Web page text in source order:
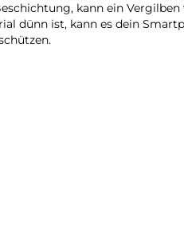
kann ein
dünn ist, kann es dein